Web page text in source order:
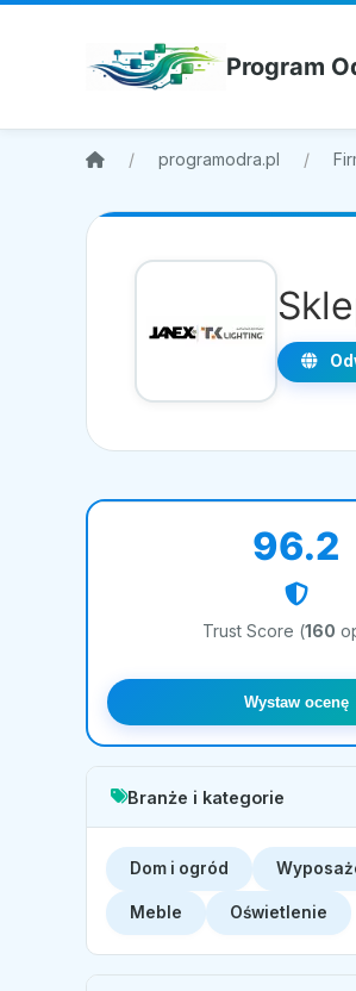
Program
programodra.pl
96.2
Trust Score (160
Wystaw ocenę
Branże i kategorie
Dom i ogród
Meble Oświetlenie